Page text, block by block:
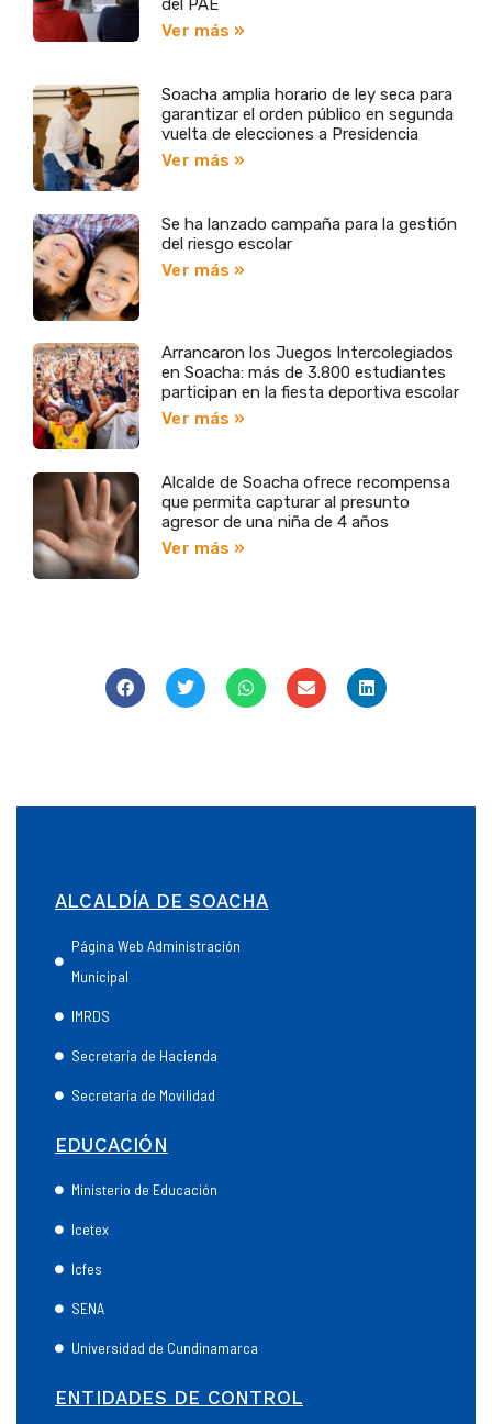
del PAE
Ver más »
Soacha amplia horario de ley seca para
garantizar el orden público en segunda
vuelta de elecciones a Presidencia
Ver más »
Se ha lanzado campaña para la gestión
del riesgo escolar
Ver más »
Arrancaron los Juegos Intercolegiados
en Soacha: más de 3.800 estudiantes
participan en la fiesta deportiva escolar
Ver más »
Alcalde de Soacha ofrece recompensa
que permita capturar al presunto
agresor de una niña de 4 años
Ver más »
ALCALDÍA DE SOACHA
Página Web Administración
Municipal
IMRDS
Secretaría de Hacienda
Secretaría de Movilidad
EDUCACIÓN
Ministerio de Educación
Icetex
Icfes
SENA
Universidad de Cundinamarca
ENTIDADES DE CONTROL